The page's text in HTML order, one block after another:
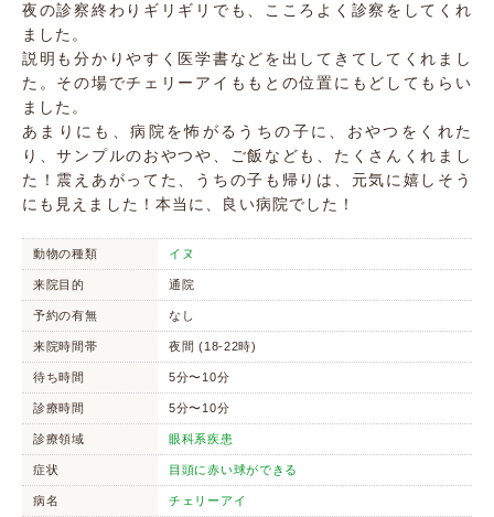
夜の診察終わりギリギリでも、こころよく診察をしてくれ
ました。
説明も分かりやすく医学書などを出してきてしてくれまし
た。その場でチェリーアイももとの位置にもどしてもらい
ました。
あまりにも、病院を怖がるうちの子に、おやつをくれた
り、サンプルのおやつや、ご飯なども、たくさんくれまし
た！震えあがってた、うちの子も帰りは、元気に嬉しそう
にも見えました！本当に、良い病院でした！
動物の種類 イヌ
来院目的 通院
予約の有無 なし
来院時間帯 夜間 (18-22時)
待ち時間 5分〜10分
診療時間 5分〜10分
診療領域 眼科系疾患
症状 目頭に赤い球ができる
病名 チェリーアイ